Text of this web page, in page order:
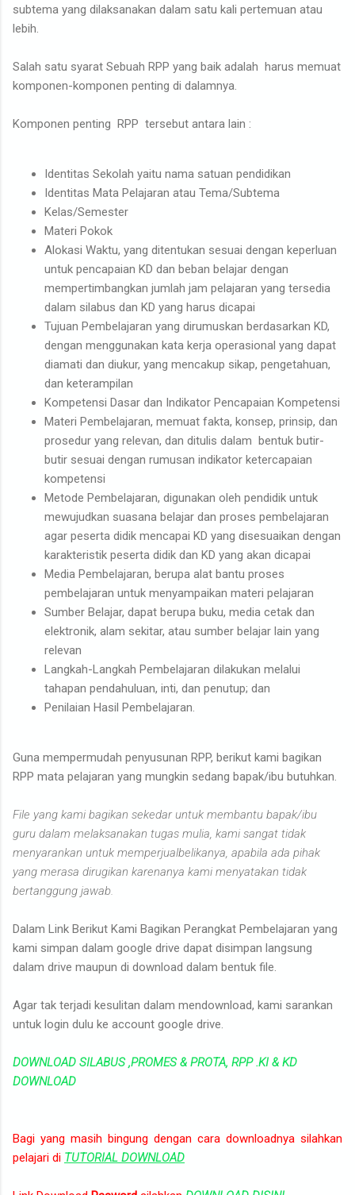
subtema yang dilaksanakan dalam satu kali pertemuan atau
lebih.
Salah satu syarat Sebuah RPP yang baik adalah harus memuat
komponen-komponen penting di dalamnya.
Komponen penting RPP tersebut antara lain :
Identitas Sekolah yaitu nama satuan pendidikan
Identitas Mata Pelajaran atau Tema/Subtema
Kelas/Semester
Materi Pokok
Alokasi Waktu, yang ditentukan sesuai dengan keperluan
untuk pencapaian KD dan beban belajar dengan
mempertimbangkan jumlah jam pelajaran yang tersedia
dalam silabus dan KD yang harus dicapai
Tujuan Pembelajaran yang dirumuskan berdasarkan KD,
dengan menggunakan kata kerja operasional yang dapat
diamati dan diukur, yang mencakup sikap, pengetahuan,
dan keterampilan
Kompetensi Dasar dan Indikator Pencapaian Kompetensi
Materi Pembelajaran, memuat fakta, konsep, prinsip, dan
prosedur yang relevan, dan ditulis dalam bentuk butir-
butir sesuai dengan rumusan indikator ketercapaian
kompetensi
Metode Pembelajaran, digunakan oleh pendidik untuk
mewujudkan suasana belajar dan proses pembelajaran
agar peserta didik mencapai KD yang disesuaikan dengan
karakteristik peserta didik dan KD yang akan dicapai
Media Pembelajaran, berupa alat bantu proses
pembelajaran untuk menyampaikan materi pelajaran
Sumber Belajar, dapat berupa buku, media cetak dan
elektronik, alam sekitar, atau sumber belajar lain yang
relevan
Langkah-Langkah Pembelajaran dilakukan melalui
tahapan pendahuluan, inti, dan penutup; dan
Penilaian Hasil Pembelajaran.
Guna mempermudah penyusunan RPP, berikut kami bagikan
RPP mata pelajaran yang mungkin sedang bapak/ibu butuhkan.
File yang kami bagikan sekedar untuk membantu bapak/ibu
guru dalam melaksanakan tugas mulia, kami sangat tidak
menyarankan untuk memperjualbelikanya, apabila ada pihak
yang merasa dirugikan karenanya kami menyatakan tidak
bertanggung jawab.
Dalam Link Berikut Kami Bagikan Perangkat Pembelajaran yang
kami simpan dalam google drive dapat disimpan langsung
dalam drive maupun di download dalam bentuk file.
Agar tak terjadi kesulitan dalam mendownload, kami sarankan
untuk login dulu ke account google drive.
DOWNLOAD SILABUS ,PROMES & PROTA, RPP .KI & KD
DOWNLOAD
Bagi yang masih bingung dengan cara downloadnya silahkan
pelajari di TUTORIAL DOWNLOAD